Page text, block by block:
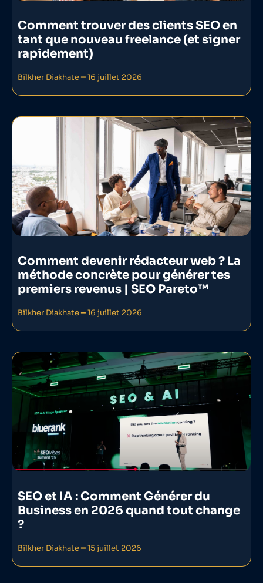
Comment trouver des clients SEO en
tant que nouveau freelance (et signer
rapidement)
Bilkher Diakhate 16 juillet 2026
Comment devenir rédacteur web ? La
méthode concrète pour générer tes
premiers revenus | SEO Pareto™
Bilkher Diakhate 16 juillet 2026
SEO et IA : Comment Générer du
Business en 2026 quand tout change
?
Bilkher Diakhate 15 juillet 2026